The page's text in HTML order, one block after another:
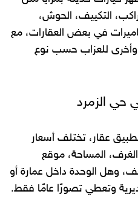
التكييف، الحوش،
في بعض العقارات، مع
وأخرى للعزاب حسب نوع
حي الزمرد
عقار، تختلف أسعار
المساحة، موقع
وهل الوحدة داخل عمارة أو
وتعطي تصورًا عامًا فقط.